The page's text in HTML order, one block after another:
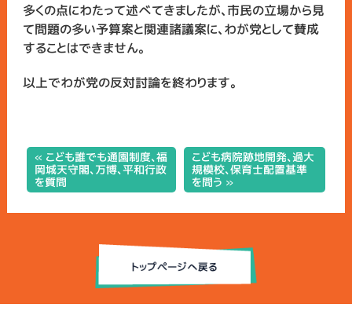
多くの点にわたって述べてきましたが、市民の立場から見
て問題の多い予算案と関連諸議案に、わが党として賛成
することはできません。
以上でわが党の反対討論を終わります。
« こども誰でも通園制度、福
岡城天守閣、万博、平和行政
を質問
こども病院跡地開発、過大
規模校、保育士配置基準
を問う »